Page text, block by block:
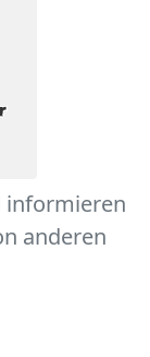
informieren
anderen